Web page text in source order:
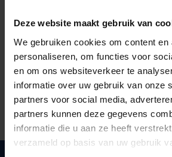
Deze website maakt gebruik van
We gebruiken cookies om content en
personaliseren, om functies voor
en om ons websiteverkeer te
informatie over uw gebruik van onze
partners voor social media,
partners kunnen deze gegevens
informatie die u aan ze heeft
verzameld op basis van uw gebruik